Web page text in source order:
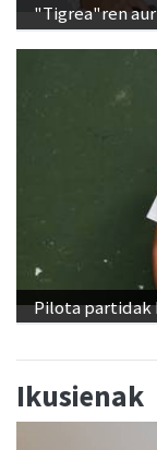
"Tigrea"ren
Pilota partidak
Ikusienak